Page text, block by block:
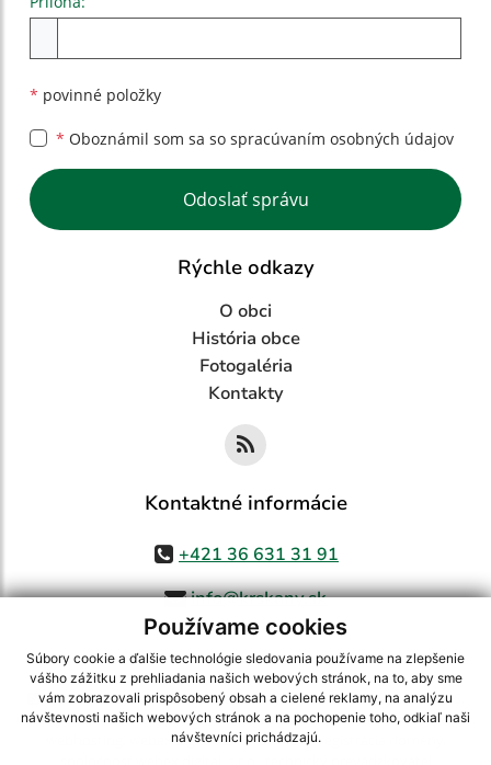
Používame cookies
Súbory cookie a ďalšie technológie sledovania používame na zlepšenie
vášho zážitku z prehliadania našich webových stránok, na to, aby sme
vám zobrazovali prispôsobený obsah a cielené reklamy, na analýzu
návštevnosti našich webových stránok a na pochopenie toho, odkiaľ naši
návštevníci prichádzajú.
* povinné položky
* Oboznámil som sa so spracúvaním osobných údajov
Google reCaptcha Response
Odoslať správu
Rýchle odkazy
O obci
História obce
Fotogaléria
Kontakty
Kontaktné informácie
+421 36 631 31 91
info@krskany.sk
využite možnosť získavania aktuálnych informácií s využitím RSS
CMS systém (redakčný) systém ECHELON 2,Mapa stránok,web portál
webex.digital, s.r.o.,domény,registrácia domény